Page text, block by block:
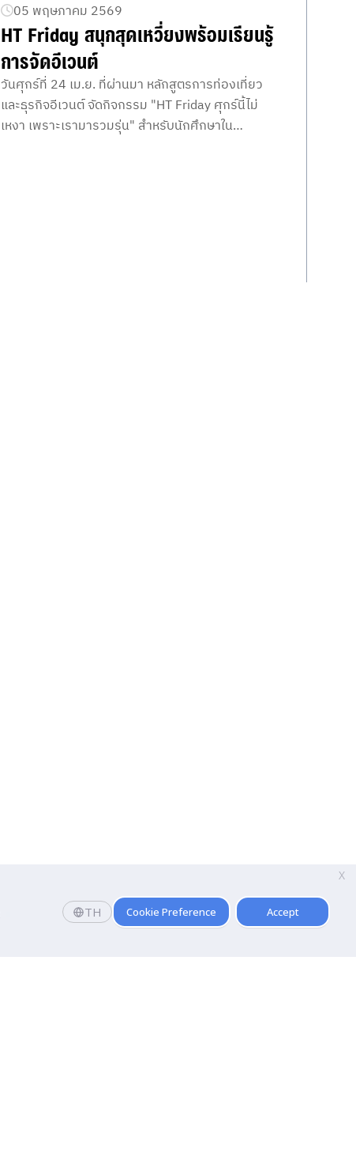
TH Cookie Preference Accept
X
05 พฤษภาคม 2569
HT Friday สนุกสุดเหวี่ยงพร้อมเรียนรู้
การจัดอีเวนต์
วันศุกร์ที่ 24 เม.ย. ที่ผ่านมา หลักสูตรการท่องเที่ยว
และธุรกิจอีเวนต์ จัดกิจกรรม "HT Friday ศุกร์นี้ไม่
เหงา เพราะเรามารวมรุ่น" สำหรับนักศึกษาใน